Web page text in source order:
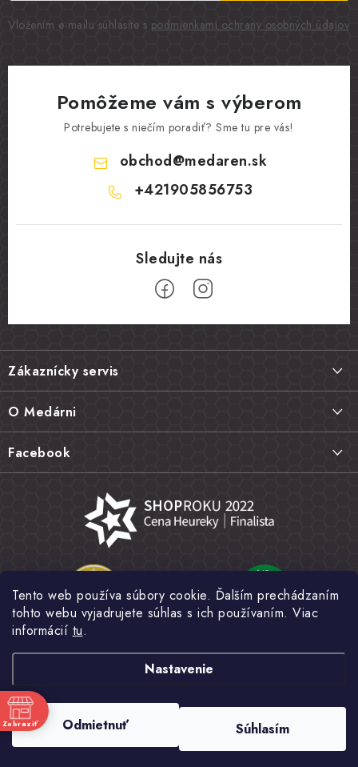
Tento web používa súbory cookie. Ďalším prechádzaním
tohto webu vyjadrujete súhlas s ich používaním. Viac
informácií tu.
Nastavenie
Odmietnuť Súhlasím
Vložením e-mailu súhlasíte s podmienkami ochrany osobných údajov
Pomôžeme vám s výberom
Potrebujete s niečím poradiť? Sme tu pre vás!
obchod@medaren.sk
+421905856753
Z
á
p
ä
e
Zákaznícky servis
Vrátenie tovaru, výmena a reklamácie
Najčastejšie otázky FAQ
Hodnotenie obchodu
Obchodné podmienky
Ochrana osobných údajov
O Medárni
Náš príbeh
Kamenná predajňa
Fotogaléria
Novinky
Facebook
Vytvoril Shoptet
Copyright 2026 . Všetky práva vyhradené.Upraviť nastavenie
Zobraziť